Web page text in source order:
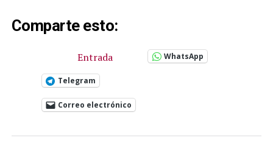
Comparte esto:
Entrada WhatsApp
Telegram
Correo electrónico